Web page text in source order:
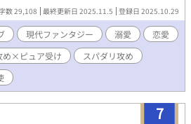
数 29,108 最終更新日 2025.11.5 登録日 2025.10.29
現代ファンタジー 溺愛
恋愛
め×ピュア受け
スパダリ攻め
7